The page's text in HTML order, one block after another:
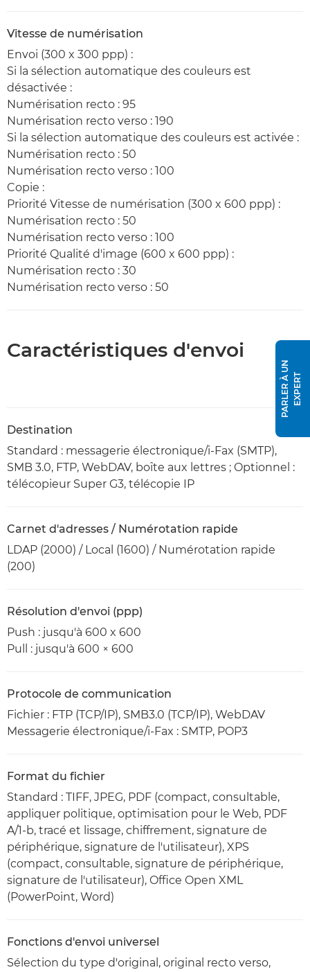
Vitesse de numérisation
Envoi (300 x 300 ppp) :
Si la sélection automatique des couleurs est
désactivée :
Numérisation recto : 95
Numérisation recto verso : 190
Si la sélection automatique des couleurs est activée :
Numérisation recto : 50
Numérisation recto verso : 100
Copie :
Priorité Vitesse de numérisation (300 x 600 ppp) :
Numérisation recto : 50
Numérisation recto verso : 100
Priorité Qualité d'image (600 x 600 ppp) :
Numérisation recto : 30
Numérisation recto verso : 50
Caractéristiques d'envoi
Destination
Standard : messagerie électronique/i-Fax (SMTP),
SMB 3.0, FTP, WebDAV, boîte aux lettres ; Optionnel :
télécopieur Super G3, télécopie IP
Carnet d'adresses / Numérotation rapide
LDAP (2000) / Local (1600) / Numérotation rapide
(200)
Résolution d'envoi (ppp)
Push : jusqu'à 600 x 600
Pull : jusqu'à 600 × 600
Protocole de communication
Fichier : FTP (TCP/IP), SMB3.0 (TCP/IP), WebDAV
Messagerie électronique/i-Fax : SMTP, POP3
Format du fichier
Standard : TIFF, JPEG, PDF (compact, consultable,
appliquer politique, optimisation pour le Web, PDF
A/1-b, tracé et lissage, chiffrement, signature de
périphérique, signature de l'utilisateur), XPS
(compact, consultable, signature de périphérique,
signature de l'utilisateur), Office Open XML
(PowerPoint, Word)
Fonctions d'envoi universel
Sélection du type d'original, original recto verso,
P
A
R
L
E
R
À
U
N
E
X
P
E
RT